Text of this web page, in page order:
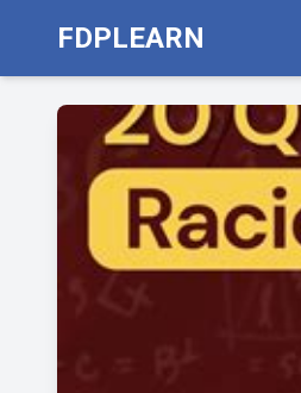
FDPLEARN